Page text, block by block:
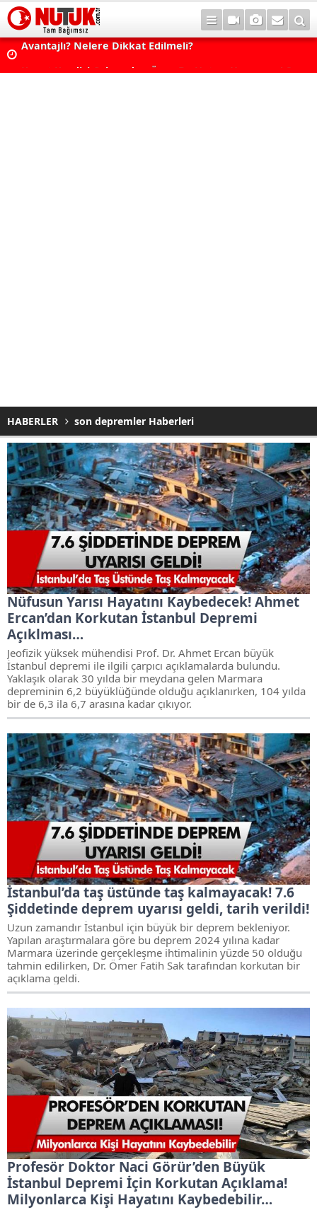
Konut Kredisi Çekmeden Önce Bu Hatayı Yapmayın!
HABERLER son depremler Haberleri
Nüfusun Yarısı Hayatını Kaybedecek! Ahmet
Ercan’dan Korkutan İstanbul Depremi
Açıklması…
Jeofizik yüksek mühendisi Prof. Dr. Ahmet Ercan büyük
İstanbul depremi ile ilgili çarpıcı açıklamalarda bulundu.
Yaklaşık olarak 30 yılda bir meydana gelen Marmara
depreminin 6,2 büyüklüğünde olduğu açıklanırken, 104 yılda
bir de 6,3 ila 6,7 arasına kadar çıkıyor.
İstanbul’da taş üstünde taş kalmayacak! 7.6
Şiddetinde deprem uyarısı geldi, tarih verildi!
Uzun zamandır İstanbul için büyük bir deprem bekleniyor.
Yapılan araştırmalara göre bu deprem 2024 yılına kadar
Marmara üzerinde gerçekleşme ihtimalinin yüzde 50 olduğu
tahmin edilirken, Dr. Ömer Fatih Sak tarafından korkutan bir
açıklama geldi.
Profesör Doktor Naci Görür’den Büyük
İstanbul Depremi İçin Korkutan Açıklama!
Milyonlarca Kişi Hayatını Kaybedebilir…